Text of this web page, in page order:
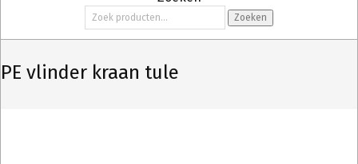
Zoeken
naar:
Zoeken
PE vlinder kraan tule